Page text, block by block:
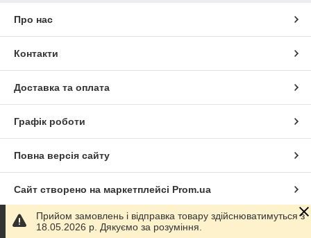
Про нас
Контакти
Доставка та оплата
Графік роботи
Повна версія сайту
Сайт створено на маркетплейсі Prom.ua
Політика конфіденційності
Прийом замовлень і відправка товару здійснюватимуться з
18.05.2026 р. Дякуємо за розуміння.